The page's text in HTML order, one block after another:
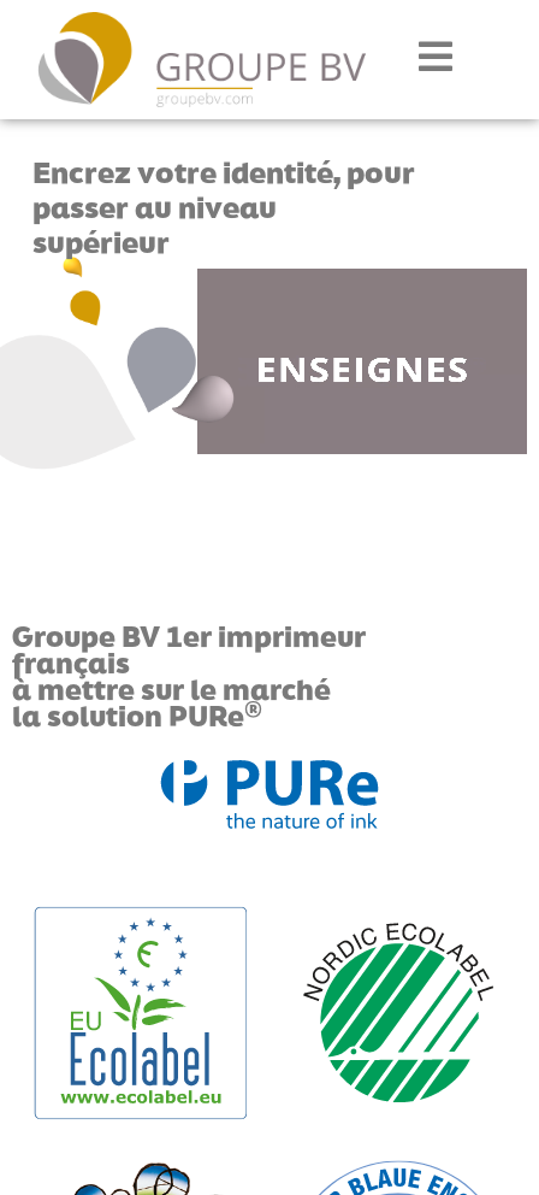
Encrez votre identité, pour
passer au niveau
supérieur
Groupe BV 1er imprimeur
français
à mettre sur le marché
la solution PURe®